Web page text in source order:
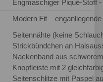
Engmaschiger Piqué-Stoff
Modern Fit –
Seitennähte (keine
Strickbündchen an
Nackenband aus
Knopfleiste mit 2
Seitenschlitze mit Paspel